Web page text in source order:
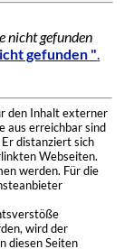
nicht gefunden
gefunden ".
den Inhalt externer
aus erreichbar sind
distanziert sich
Webseiten.
werden. Für die
wird der
diesen Seiten